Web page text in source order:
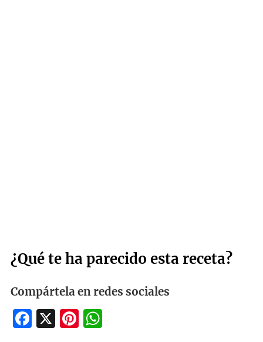
¿Qué te ha parecido esta receta?
Compártela en redes sociales
Facebook
X Pinterest
WhatsApp